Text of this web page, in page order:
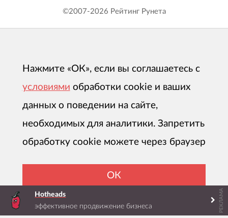
Hotheads
эффективное продвижение бизнеса
РЕКЛАМА
©2007-2026 Рейтинг Рунета
Нажмите «ОК», если вы соглашаетесь с
условиями обработки cookie и ваших
данных о поведении на сайте,
необходимых для аналитики. Запретить
обработку cookie можете через браузер
ОК